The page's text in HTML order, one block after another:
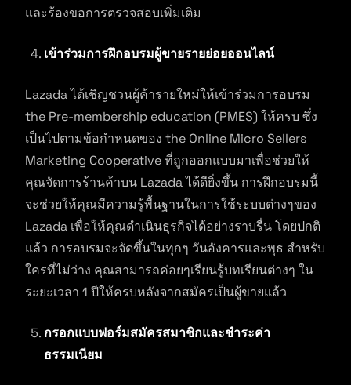
และร้องขอการตรวจสอบเพิ่มเติม
เข้าร่วมการฝึกอบรมผู้ขายรายย่อยออนไลน์
Lazada ได้เชิญชวนผู้ค้ารายใหม่ให้เข้าร่วมการอบรม
the Pre-membership education (PMES) ให้ครบ ซึ่ง
เป็นไปตามข้อกำหนดของ the Online Micro Sellers
Marketing Cooperative ที่ถูกออกแบบมาเพื่อช่วยให้
คุณจัดการร้านค้าบน Lazada ได้ดียิ่งขึ้น การฝึกอบรมนี้
จะช่วยให้คุณมีความรู้พื้นฐานในการใช้ระบบต่างๆของ
Lazada เพื่อให้คุณดำเนินธุรกิจได้อย่างราบรื่น โดยปกติ
แล้ว การอบรมจะจัดขึ้นในทุกๆ วันอังคารและพุธ สำหรับ
ใครที่ไม่ว่าง คุณสามารถค่อยๆเรียนรู้บทเรียนต่างๆ ใน
ระยะเวลา 1 ปีให้ครบหลังจากสมัครเป็นผู้ขายแล้ว
กรอกแบบฟอร์มสมัครสมาชิกและชำระค่า
ธรรมเนียม